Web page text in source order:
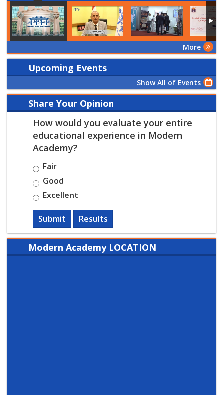
More
Upcoming Events
Show All of Events
Share Your Opinion
How would you evaluate your entire
educational experience in Modern
Academy?
Fair
Good
Excellent
Submit Results
Modern Academy LOCATION